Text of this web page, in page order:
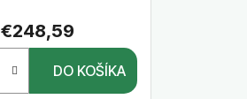
€248,59
DO KOŠÍKA